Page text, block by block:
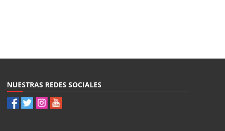
NUESTRAS REDES SOCIALES